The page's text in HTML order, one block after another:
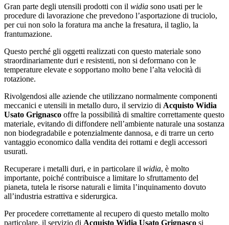
Gran parte degli utensili prodotti con il widia sono usati per le
procedure di lavorazione che prevedono l’asportazione di truciolo,
per cui non solo la foratura ma anche la fresatura, il taglio, la
frantumazione.
Questo perché gli oggetti realizzati con questo materiale sono
straordinariamente duri e resistenti, non si deformano con le
temperature elevate e sopportano molto bene l’alta velocità di
rotazione.
Rivolgendosi alle aziende che utilizzano normalmente componenti
meccanici e utensili in metallo duro, il servizio di Acquisto Widia
Usato Grignasco offre la possibilità di smaltire correttamente questo
materiale, evitando di diffondere nell’ambiente naturale una sostanza
non biodegradabile e potenzialmente dannosa, e di trarre un certo
vantaggio economico dalla vendita dei rottami e degli accessori
usurati.
Recuperare i metalli duri, e in particolare il widia, è molto
importante, poiché contribuisce a limitare lo sfruttamento del
pianeta, tutela le risorse naturali e limita l’inquinamento dovuto
all’industria estrattiva e siderurgica.
Per procedere correttamente al recupero di questo metallo molto
particolare, il servizio di Acquisto Widia Usato Grignasco si